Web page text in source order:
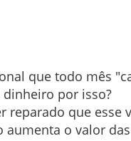
que todo mês
por isso?
reparado que
aumenta o valor